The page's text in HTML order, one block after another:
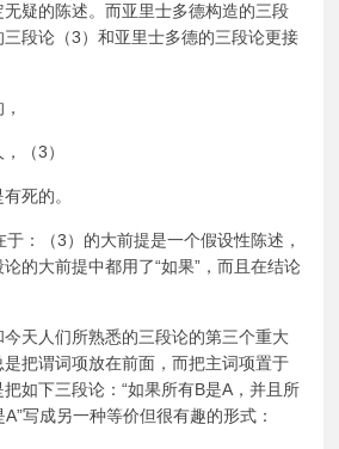
疑的陈述。而亚里士多德构造的三段
段论（3）和亚里士多德的三段论更接
的，
（3）
死的。
于：（3）的大前提是一个假设性陈述，
的大前提中都用了“如果”，而且在结论
天人们所熟悉的三段论的第三个重大
把谓词项放在前面，而把主词项置于
如下三段论：“如果所有B是A，并且所
写成另一种等价但很有趣的形式：